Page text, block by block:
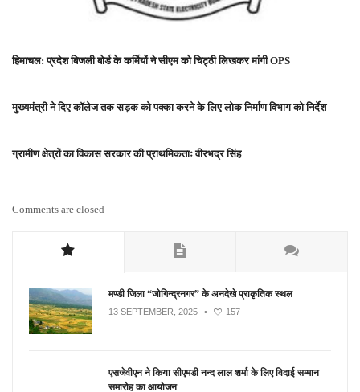
हिमाचल: प्रदेश बिजली बोर्ड के कर्मियों ने सीएम को चिट्ठी लिखकर मांगी OPS
मुख्यमंत्री ने दिए कॉलेज तक सड़क को पक्का करने के लिए लोक निर्माण विभाग को निर्देश
ग्रामीण क्षेत्रों का विकास सरकार की प्राथमिकताः वीरभद्र सिंह
Comments are closed
मण्डी जिला “जोगिन्द्रनगर” के अनदेखे प्राकृतिक स्थल
13 SEPTEMBER, 2025 • 157
एसजेवीएन ने किया सीएमडी नन्‍द लाल शर्मा के लिए विदाई सम्मान
समारोह का आयोजन